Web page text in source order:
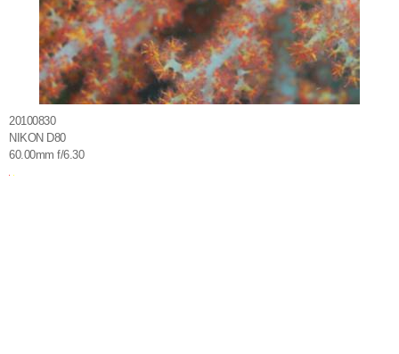
20100830
NIKON D80
60.00mm f/6.30